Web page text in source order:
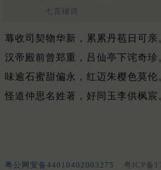
七言律诗
蓐收司契物华新，累累丹苞日可亲
汉帝殿前曾郑重，吕仙亭下诧奇珍
味逾石蜜甜偏永，红迈朱樱色莫伦
怪道仲思名姓著，好同玉李供枫宸
粤公网安备44010402003275 粤ICP备